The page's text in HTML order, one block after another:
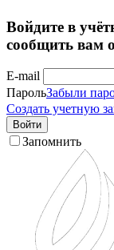
Войдите в
сообщить вам
E-mail
ПарольЗабыли
Создать учетную
Войти
Запомнить